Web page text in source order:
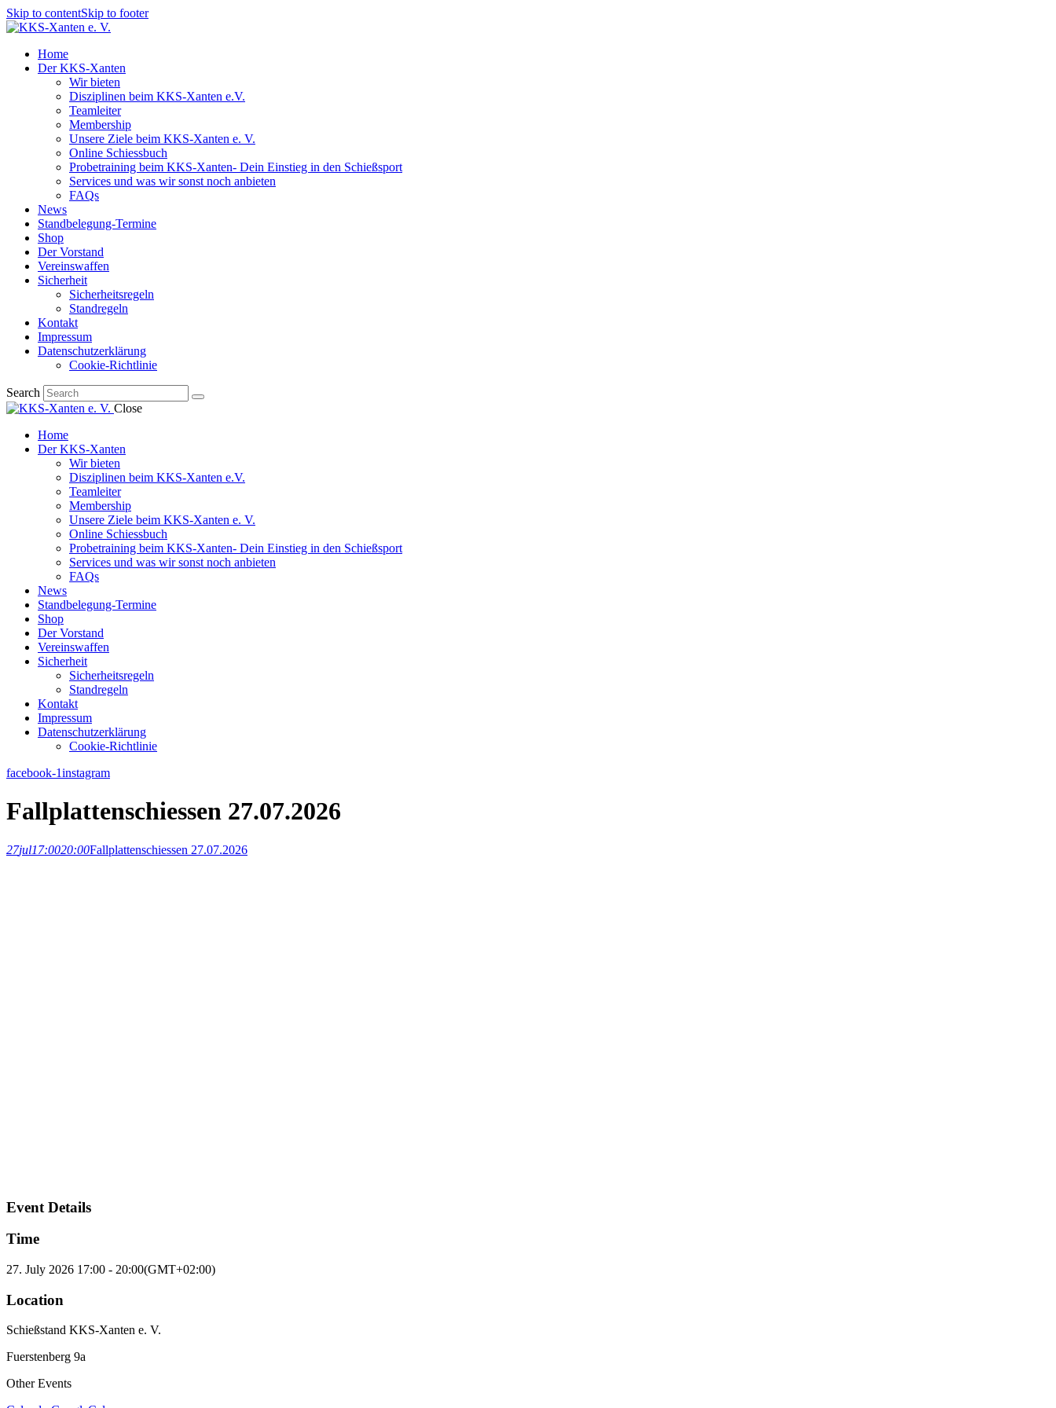
Skip to contentSkip to footer
Home
Der KKS-Xanten
Wir bieten
Disziplinen beim KKS-Xanten e.V.
Teamleiter
Membership
Unsere Ziele beim KKS-Xanten e. V.
Online Schiessbuch
Probetraining beim KKS-Xanten- Dein Einstieg in den Schießsport
Services und was wir sonst noch anbieten
FAQs
News
Standbelegung-Termine
Shop
Der Vorstand
Vereinswaffen
Sicherheit
Sicherheitsregeln
Standregeln
Kontakt
Impressum
Datenschutzerklärung
Cookie-Richtlinie
Search
Close
Home
Der KKS-Xanten
Wir bieten
Disziplinen beim KKS-Xanten e.V.
Teamleiter
Membership
Unsere Ziele beim KKS-Xanten e. V.
Online Schiessbuch
Probetraining beim KKS-Xanten- Dein Einstieg in den Schießsport
Services und was wir sonst noch anbieten
FAQs
News
Standbelegung-Termine
Shop
Der Vorstand
Vereinswaffen
Sicherheit
Sicherheitsregeln
Standregeln
Kontakt
Impressum
Datenschutzerklärung
Cookie-Richtlinie
facebook-1instagram
Fallplattenschiessen 27.07.2026
27jul17:0020:00Fallplattenschiessen 27.07.2026
Event Details
Time
27. July 2026 17:00 - 20:00(GMT+02:00)
Location
Schießstand KKS-Xanten e. V.
Fuerstenberg 9a
Other Events